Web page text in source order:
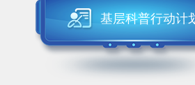
基层科普行动计